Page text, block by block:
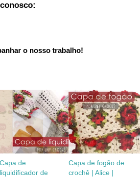
o nosso trabalho!
Capa de
liquidificador de
Capa de fogão de
crochê | Alice |